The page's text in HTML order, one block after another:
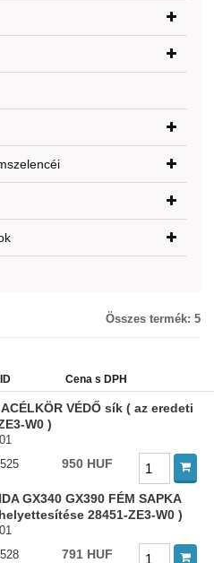
Összes termék: 5
ID Cena s DPH
VÉDŐ sík ( az eredeti
W0 )
950 HUF
GX340 GX390 FÉM SAPKA
28451-ZE3-W0 )
791 HUF